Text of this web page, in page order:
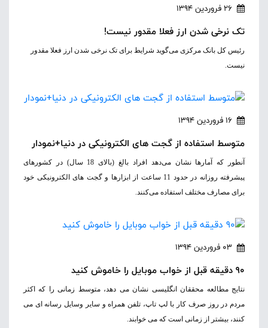
26 فروردین 1394
تک نرخی شدن ارز فعلا مقدور نیست!
رئیس کل بانک مرکزی می‌گوید شرایط برای تک نرخی شدن ارز فعلا مقدور
نیست.
16 فروردین 1394
متوسط استفاده از گجت های الکترونیکی در دنیا+نمودار
آنطور که آمارها نشان می‌دهد افراد بالغ (بالای 18 سال) در کشورهای
پیشرفته روزانه در حدود 11 ساعت از ابزارها و گجت های الکترونیکی خود
برای مصارف مختلف استفاده می‌کنند.
03 فروردین 1394
90 دقیقه قبل از خواب موبایل را خاموش کنید
نتایج مطالعه محققان انگلیسی نشان می دهد، متوسط زمانی را که اکثر
مردم در روز صرف کار با لپ تاپ، تلفن همراه و سایر وسایل رسانه ای می
کنند، بیشتر از زمانی است که می خوابند.